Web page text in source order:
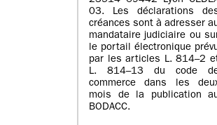
03. Les déclarations
créances sont à adresser
mandataire judiciaire ou
le portail électronique
par les articles L. 814–2
L. 814–13 du code
commerce dans les
mois de la publication
BODACC.